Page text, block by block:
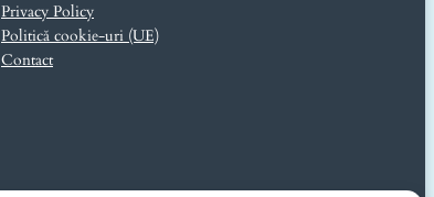
Privacy Policy
Politică cookie-uri (UE)
Contact